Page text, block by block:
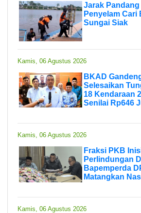
Jarak
Penyelam
Sungai Siak
Kamis, 06 Agustus 2026
BKAD
Selesaikan
18 Kendaraan
Senilai Rp646
Kamis, 06 Agustus 2026
Fraksi PKB
Perlindungan
Bapemperda
Matangkan
Kamis, 06 Agustus 2026